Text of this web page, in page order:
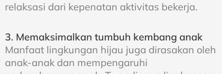
relaksasi dari kepenatan aktivitas bekerja.
3. Memaksimalkan tumbuh kembang anak
Manfaat lingkungan hijau juga dirasakan oleh
anak-anak dan mempengaruhi